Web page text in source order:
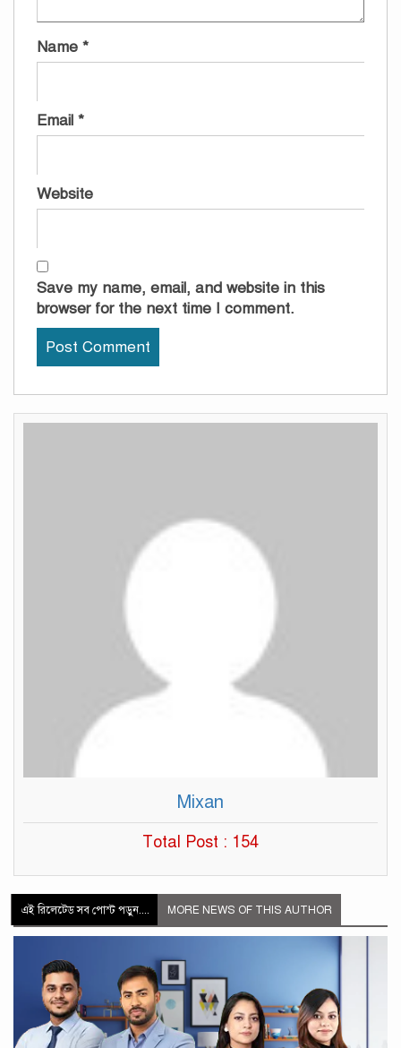
Name *
Email *
Website
Save my name, email, and website in this
browser for the next time I comment.
Mixan
Total Post : 154
এই রিলেটেড সব পোস্ট পড়ুন.... MORE NEWS OF THIS AUTHOR